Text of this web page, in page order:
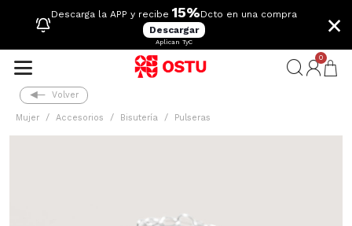
Descarga la APP y recibe 15%Dcto en una compra
Descargar
Aplican TyC
×
0
Volver
Mujer Accesorios Bisutería Pulseras